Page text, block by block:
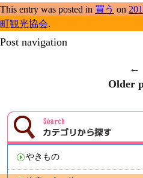
This entry was posted in 買う on
町観光協会.
Post navigation
←
Older
やきもの